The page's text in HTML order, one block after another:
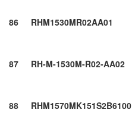
86 RHM1530MR02AA01
87 RH-M-1530M-R02-AA02
88 RHM1570MK151S2B6100